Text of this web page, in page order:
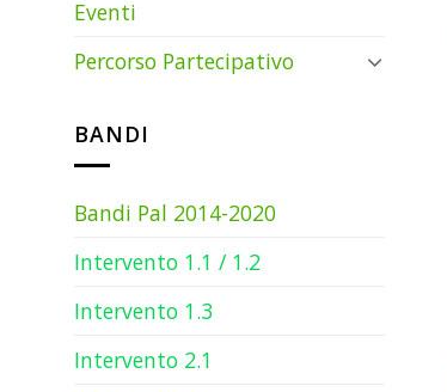
Eventi
Percorso Partecipativo
BANDI
Bandi Pal 2014-2020
Intervento 1.1 / 1.2
Intervento 1.3
Intervento 2.1